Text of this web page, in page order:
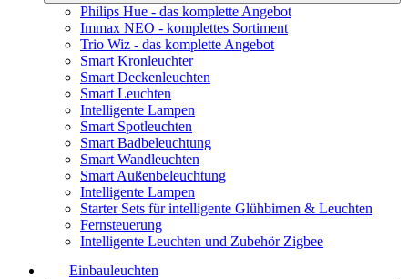
Philips Hue - das komplette Angebot
Immax NEO - komplettes Sortiment
Trio Wiz - das komplette Angebot
Smart Kronleuchter
Smart Deckenleuchten
Smart Leuchten
Intelligente Lampen
Smart Spotleuchten
Smart Badbeleuchtung
Smart Wandleuchten
Smart Außenbeleuchtung
Intelligente Lampen
Starter Sets für intelligente Glühbirnen & Leuchten
Fernsteuerung
Intelligente Leuchten und Zubehör Zigbee
Einbauleuchten